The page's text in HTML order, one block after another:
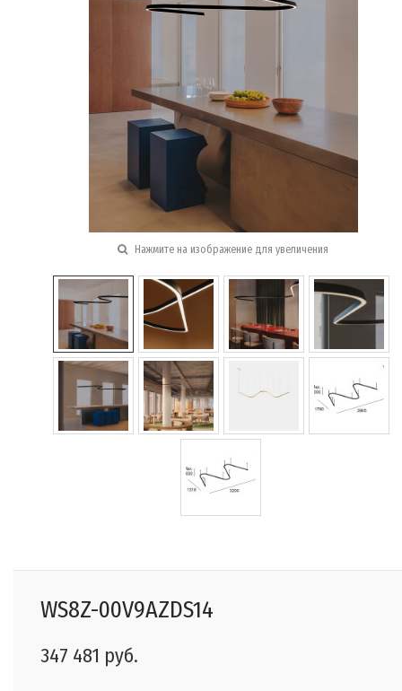
Нажмите на изображение для увеличения
WS8Z-00V9AZDS14
347 481 руб.